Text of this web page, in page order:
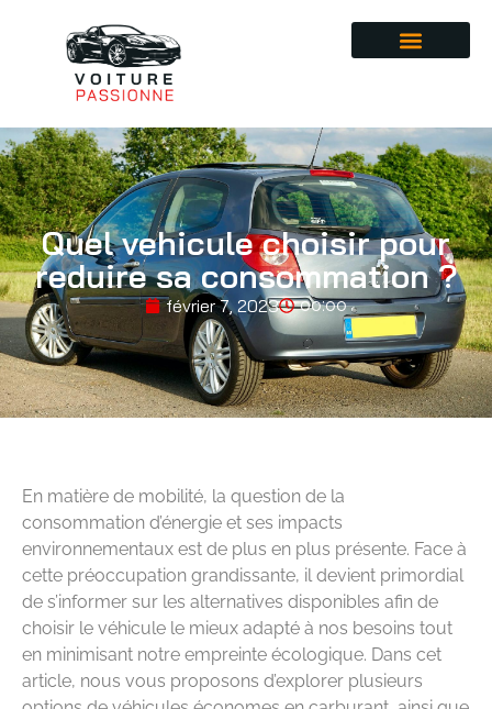
Quel vehicule choisir pour
reduire sa consommation ?
février 7, 2023 00:00
En matière de mobilité, la question de la
consommation d’énergie et ses impacts
environnementaux est de plus en plus présente. Face à
cette préoccupation grandissante, il devient primordial
de s’informer sur les alternatives disponibles afin de
choisir le véhicule le mieux adapté à nos besoins tout
en minimisant notre empreinte écologique. Dans cet
article, nous vous proposons d’explorer plusieurs